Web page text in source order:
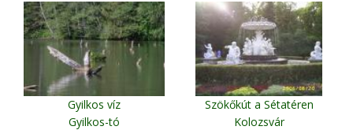
Gyilkos víz
Gyilkos-tó
Szökőkút a Sétatéren
Kolozsvár